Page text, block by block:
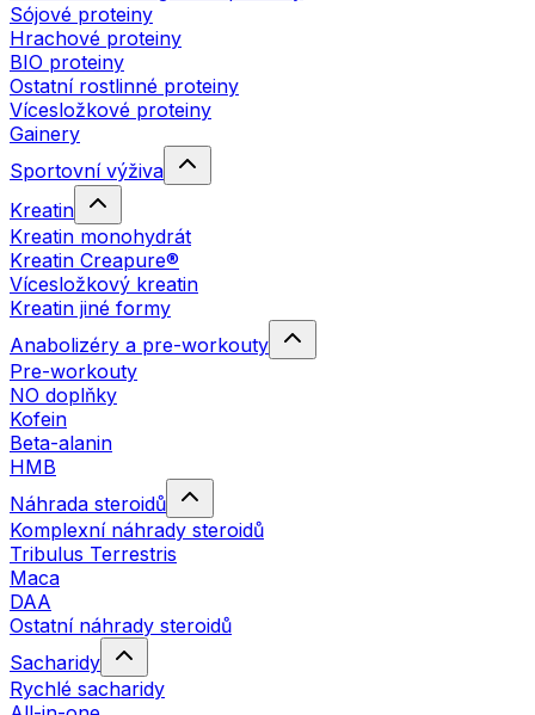
Sójové proteiny
Hrachové proteiny
BIO proteiny
Ostatní rostlinné proteiny
Vícesložkové proteiny
Gainery
Sportovní výživa
Kreatin
Kreatin monohydrát
Kreatin Creapure®
Vícesložkový kreatin
Kreatin jiné formy
Anabolizéry a pre-workouty
Pre-workouty
NO doplňky
Kofein
Beta-alanin
HMB
Náhrada steroidů
Komplexní náhrady steroidů
Tribulus Terrestris
Maca
DAA
Ostatní náhrady steroidů
Sacharidy
Rychlé sacharidy